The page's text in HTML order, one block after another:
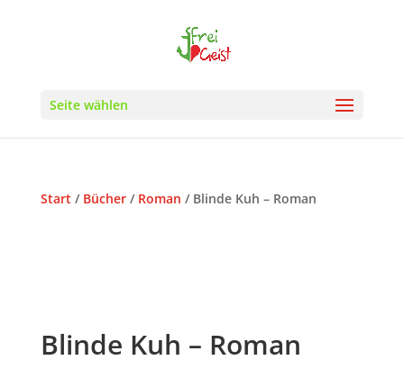
Seite wählen
Start / Bücher/ Roman / Blinde Kuh – Roman
Blinde Kuh – Roman